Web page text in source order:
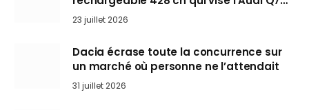
arrive en Europe cet automne
23 juillet 2026
Dacia écrase toute la concurrence sur
un marché où personne ne l’attendait
31 juillet 2026